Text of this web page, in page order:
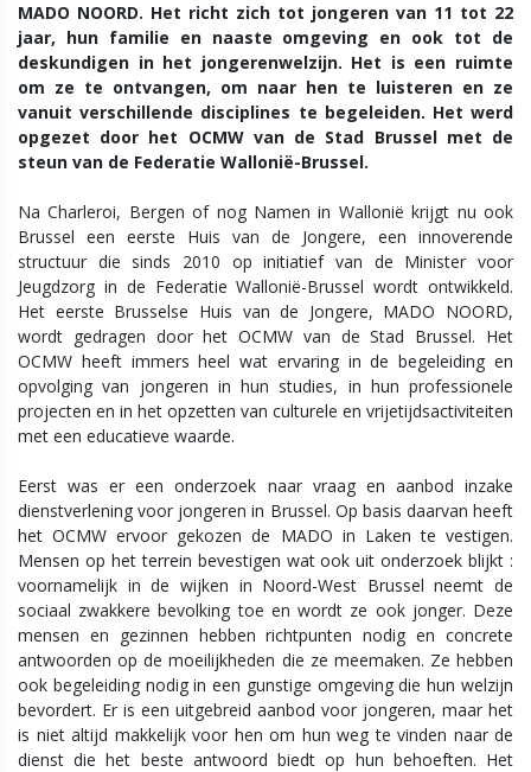
MADO NOORD. Het richt zich tot jongeren van 11 tot 22
jaar, hun familie en naaste omgeving en ook tot de
deskundigen in het jongerenwelzijn. Het is een ruimte
om ze te ontvangen, om naar hen te luisteren en ze
vanuit verschillende disciplines te begeleiden. Het werd
opgezet door het OCMW van de Stad Brussel met de
steun van de Federatie Wallonië-Brussel.
Na Charleroi, Bergen of nog Namen in Wallonië krijgt nu ook
Brussel een eerste Huis van de Jongere, een innoverende
structuur die sinds 2010 op initiatief van de Minister voor
Jeugdzorg in de Federatie Wallonië-Brussel wordt ontwikkeld.
Het eerste Brusselse Huis van de Jongere, MADO NOORD,
wordt gedragen door het OCMW van de Stad Brussel. Het
OCMW heeft immers heel wat ervaring in de begeleiding en
opvolging van jongeren in hun studies, in hun professionele
projecten en in het opzetten van culturele en vrijetijdsactiviteiten
met een educatieve waarde.
Eerst was er een onderzoek naar vraag en aanbod inzake
dienstverlening voor jongeren in Brussel. Op basis daarvan heeft
het OCMW ervoor gekozen de MADO in Laken te vestigen.
Mensen op het terrein bevestigen wat ook uit onderzoek blijkt :
voornamelijk in de wijken in Noord-West Brussel neemt de
sociaal zwakkere bevolking toe en wordt ze ook jonger. Deze
mensen en gezinnen hebben richtpunten nodig en concrete
antwoorden op de moeilijkheden die ze meemaken. Ze hebben
ook begeleiding nodig in een gunstige omgeving die hun welzijn
bevordert. Er is een uitgebreid aanbod voor jongeren, maar het
is niet altijd makkelijk voor hen om hun weg te vinden naar de
dienst die het beste antwoord biedt op hun behoeften. Het